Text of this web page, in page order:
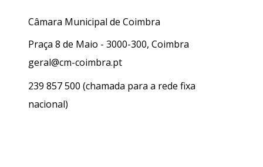
Câmara Municipal de Coimbra
Praça 8 de Maio - 3000-300, Coimbra
geral@cm-coimbra.pt
239 857 500 (chamada para a rede fixa
nacional)